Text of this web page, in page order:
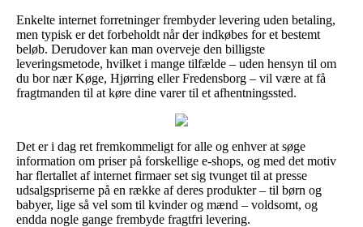
Enkelte internet forretninger frembyder levering uden betaling,
men typisk er det forbeholdt når der indkøbes for et bestemt
beløb. Derudover kan man overveje den billigste
leveringsmetode, hvilket i mange tilfælde – uden hensyn til om
du bor nær Køge, Hjørring eller Fredensborg – vil være at få
fragtmanden til at køre dine varer til et afhentningssted.
Det er i dag ret fremkommeligt for alle og enhver at søge
information om priser på forskellige e-shops, og med det motiv
har flertallet af internet firmaer set sig tvunget til at presse
udsalgspriserne på en række af deres produkter – til børn og
babyer, lige så vel som til kvinder og mænd – voldsomt, og
endda nogle gange frembyde fragtfri levering.